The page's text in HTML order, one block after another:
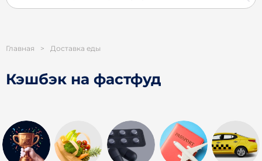
Главная > Доставка еды
Кэшбэк на фастфуд